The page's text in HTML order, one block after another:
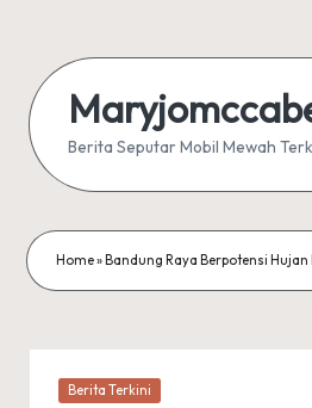
content
Berita Seputar Mobil Mewah
Home» Bandung Raya Berpotensi
Posted
Berita Terkini